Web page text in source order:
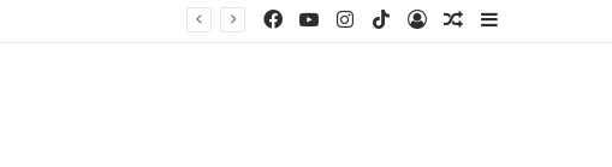
Digelar di Inggris Sidebar
Random
Log
TikTok
Instagram
YouTube
Facebook